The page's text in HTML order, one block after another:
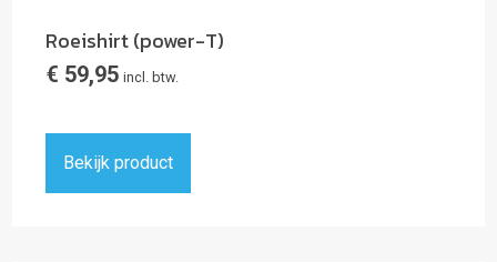
Roeishirt (power-T)
€ 59,95 incl. btw.
Bekijk product